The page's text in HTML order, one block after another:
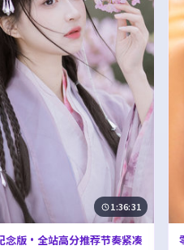
1:36:31
版·全站高分推荐节奏紧凑